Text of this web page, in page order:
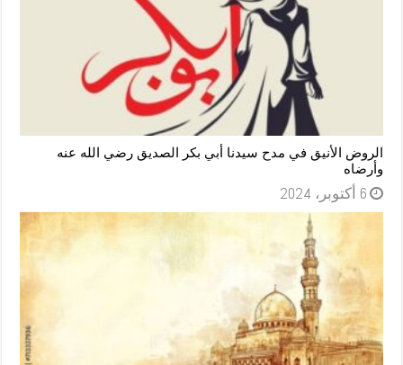
الروض الأنيق في مدح سيدنا أبي بكر الصديق رضي الله عنه
وأرضاه
6 أكتوبر، 2024